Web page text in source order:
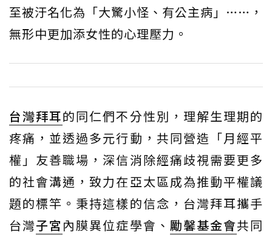
至被汙名化為「大驚小怪、有公主病」……，
無形中更加添女性的心理壓力。
台灣拜耳的同仁們不分性別，理解生理期的
疼痛，並透過多元行動，共同營造「月經平
權」友善職場，深信消除經痛歧視需要更多
的社會溝通，致力在亞太區成為推動平權議
題的標竿。秉持這樣的信念，台灣拜耳攜手
台灣子宮 內膜異位症學會、 勵馨基金會共同